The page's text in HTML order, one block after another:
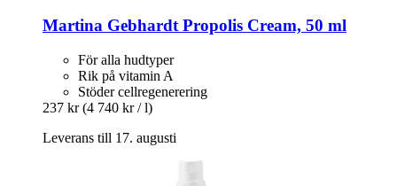
Martina GebhardtPropolis Cream, 50 ml
För alla hudtyper
Rik på vitamin A
Stöder cellregenerering
237 kr (4 740 kr / l)
Leverans till 17. augusti